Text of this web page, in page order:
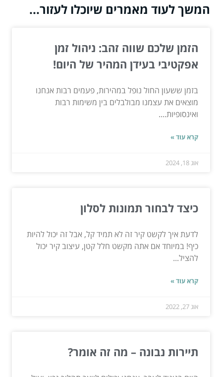
המשך לעוד מאמרים שיוכלו לעזור...
הזמן שלכם שווה זהב: ניהול זמן
אפקטיבי בעידן המהיר של היום!
בזמן ששעון החול נופל במהירות, פעמים רבות אנחנו
מוצאים את עצמנו מבולבלים בין משימות רבות
ואינסופיות....
קרא עוד »
אוג 18, 2024
כיצד לבחור תמונות לסלון
לדעת איך לקשט קיר זה לא תמיד קל, אבל זה יכול להיות
כיף! במיוחד אם אתה מקשט חלל קטן, עיצוב קיר יכול
להציל...
קרא עוד »
אוג 27, 2022
תיירות נבונה – מה זה אומר?